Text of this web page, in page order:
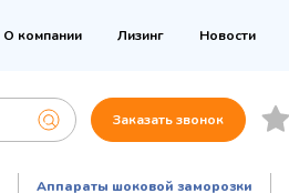
О компании Лизинг Новости
Заказать звонок
Аппараты шоковой заморозки